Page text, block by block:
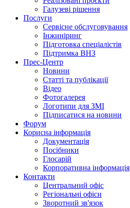
Галузеві рішення
Послуги
Сервісне обслуговування
Інжиніринг
Підготовка спеціалістів
Підтримка ВНЗ
Прес-Центр
Новини
Статті та публікації
Відео
Фотогалерея
Логотипи для ЗМІ
Підписатися на новини
Форум
Корисна інформація
Документація
Посібники
Глосарій
Корпоративна інформація
Контакти
Центральний офіс
Регіональні офіси
Зворотний зв'язок